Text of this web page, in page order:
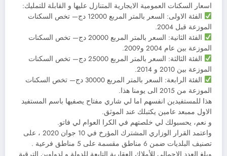
اسعار السكنات العمومية الايجارية المتنازل عليها و القابلة للتمليك:
الفئة الاولى: السعر بالمتر المربع 12000 دج— تخص السكنات
الموزعة قبل 2004.
الفئة الثانية: السعر بالمتر المربع 20000 دج— تخص السكنات
الموزعة بين عام 2004 و2009.
الفئة الثالثة: السعر بالمتر المربع 25000 دج— تخص السكنات
الموزعة بين 2010 و 2014.
الفئة الرابعة: السعر بالمتر المربع 30000 دج— تخص السكنات
الموزعة من 2015 الى يومنا هذا.
هذا للمستفيدين انفسهم اما لي شاري مفتاح يصفيها باسم المستفيد
الاول ممبعد عامين يكتبلك عند الموثق.
و نعم، يحسبولك لي خلصتهم في الكرا العوام لي فاتو.
واعتمد القرار الوزاري المشترك المؤرخ في 10 جوان 2020 ، على
تصنيف البلديات ضمن 6 مناطق مقسمة على 5 مناطق فرعية .
وبلغ العدد الاجمالي للأملاك العقارية التابعة للدولة و لدواوين الترقية